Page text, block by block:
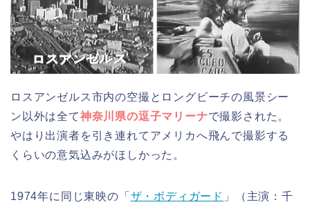
ロスアンゼルス市内の空撮とロングビーチの風景シー
ン以外は全て神奈川県の逗子マリーナで撮影された。
やはり出演者を引き連れてアメリカへ飛んで撮影する
くらいの意気込みがほしかった。
1974年に同じ東映の「 ザ・ボディガード 」（主演：千